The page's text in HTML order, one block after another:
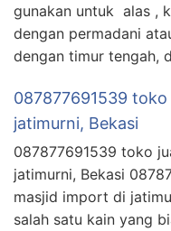
gunakan untuk alas ,
dengan permadani
dengan timur tengah,
087877691539
jatimurni, Bekasi
087877691539 toko
jatimurni, Bekasi
masjid import di
salah satu kain yang